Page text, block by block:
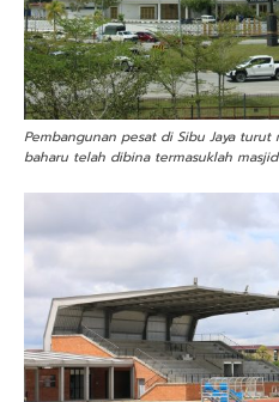
Pembangunan pesat di Sibu Jaya
baharu telah dibina termasuklah masjid